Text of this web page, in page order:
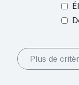
Plus de